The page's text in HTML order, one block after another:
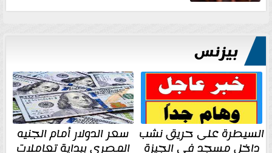
بيزنس
السيطرة على حريق نشب
داخل مسجد في الجيزة
سعر الدولار أمام الجنيه
المصري ببداية تعاملات